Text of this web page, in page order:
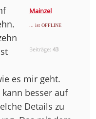
Mainzel
... ist OFFLINE
Beiträge:43
es mir geht.
besser auf
Details zu